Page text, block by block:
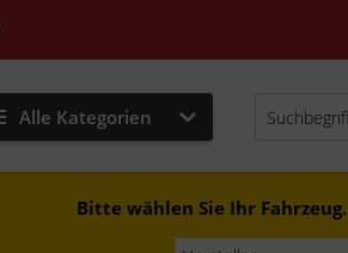
Alle Kategorien
Bitte wählen Sie Ihr Fahrzeug.